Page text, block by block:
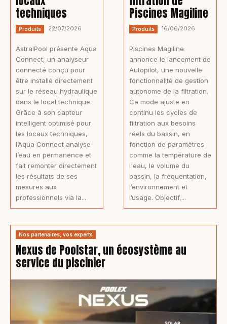
techniques
Produits 22/07/2026
AstralPool présente Aqua
Connect, un analyseur
connecté conçu pour
être installé directement
sur le réseau hydraulique
dans le local technique.
Grâce à son capteur
intelligent optimisé pour
les locaux techniques,
l’Aqua Connect analyse
l’eau en permanence et
fait remonter directement
les résultats de ses
mesures aux
professionnels via la...
Piscines Magiline
Produits 16/06/2026
Piscines Magiline
annonce le lancement de
Autopilot, une nouvelle
fonctionnalité de gestion
autonome de la filtration.
Ce mode ajuste en
continu les cycles de
filtration aux besoins
réels du bassin, en
fonction de paramètres
comme la température de
l'eau, le volume du
bassin, la fréquentation,
l’environnement et
l’usage. Objectif,...
Nos partenaires, vos experts
Nexus de Poolstar, un écosystème au
service du piscinier